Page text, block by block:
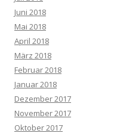
Juni 2018
Mai 2018
April 2018
März 2018
Februar 2018
Januar 2018
Dezember 2017
November 2017
Oktober 2017